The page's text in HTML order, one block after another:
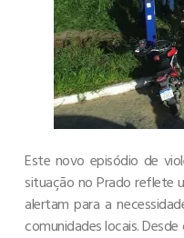
Este novo episódio de
situação no Prado reflete
alertam para a
comunidades locais.